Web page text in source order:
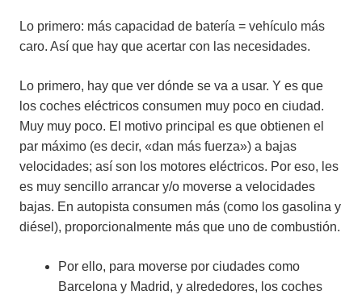
Lo primero: más capacidad de batería = vehículo más
caro. Así que hay que acertar con las necesidades.
Lo primero, hay que ver dónde se va a usar. Y es que
los coches eléctricos consumen muy poco en ciudad.
Muy muy poco. El motivo principal es que obtienen el
par máximo (es decir, «dan más fuerza») a bajas
velocidades; así son los motores eléctricos. Por eso, les
es muy sencillo arrancar y/o moverse a velocidades
bajas. En autopista consumen más (como los gasolina y
diésel), proporcionalmente más que uno de combustión.
Por ello, para moverse por ciudades como
Barcelona y Madrid, y alrededores, los coches